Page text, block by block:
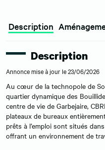
Description
Description
Annonce mise à jour le 23/06/2026
Au cœur de la technopole de
quartier dynamique des
centre de vie de Garbejaire,
plateaux de bureaux
prêts à l’emploi sont situés
offrant un environnement de